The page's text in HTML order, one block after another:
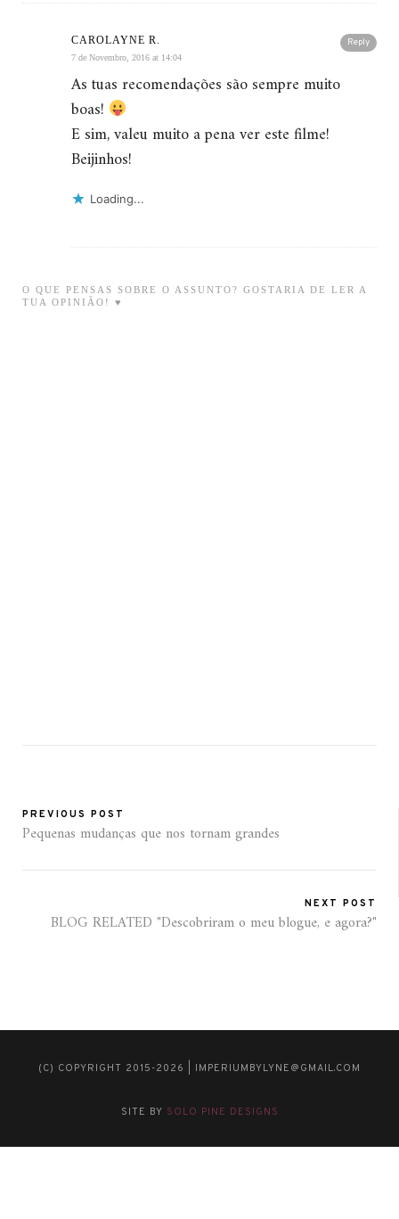
Reply
CAROLAYNE R.
7 de Novembro, 2016 at 14:04
As tuas recomendações são sempre muito
boas!
E sim, valeu muito a pena ver este filme!
Beijinhos!
Loading...
O QUE PENSAS SOBRE O ASSUNTO? GOSTARIA DE LER A
TUA OPINIÃO! ♥
PREVIOUS POST
Pequenas mudanças que nos tornam grandes
NEXT POST
BLOG RELATED "Descobriram o meu blogue, e agora?"
(C) COPYRIGHT 2015-2026 | IMPERIUMBYLYNE@GMAIL.COM
SITE BY SOLO PINE DESIGNS